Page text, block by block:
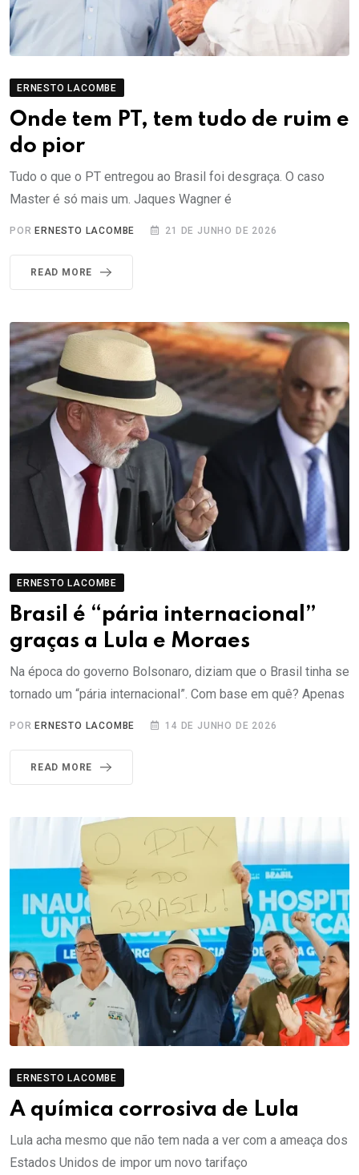
ERNESTO LACOMBE
Onde tem PT, tem tudo de ruim e
do pior
Tudo o que o PT entregou ao Brasil foi desgraça. O caso
Master é só mais um. Jaques Wagner é
PORERNESTO LACOMBE 21 DE JUNHO DE 2026
READ MORE
ERNESTO LACOMBE
Brasil é “pária internacional”
graças a Lula e Moraes
Na época do governo Bolsonaro, diziam que o Brasil tinha se
tornado um “pária internacional”. Com base em quê? Apenas
PORERNESTO LACOMBE 14 DE JUNHO DE 2026
READ MORE
ERNESTO LACOMBE
A química corrosiva de Lula
Lula acha mesmo que não tem nada a ver com a ameaça dos
Estados Unidos de impor um novo tarifaço